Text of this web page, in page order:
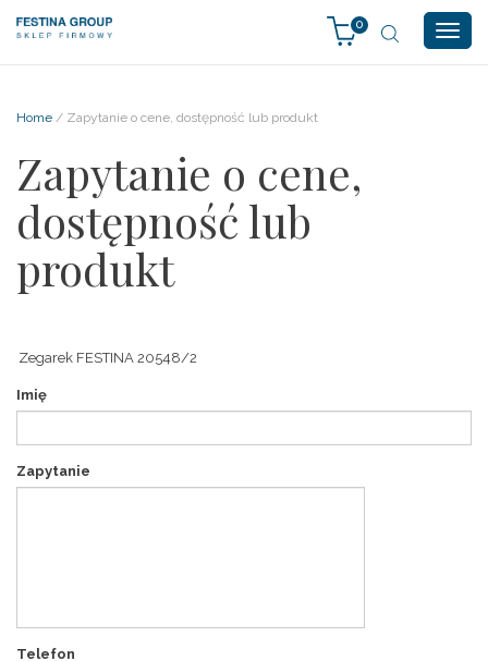
0
Home / Zapytanie o cene, dostępność lub produkt
Zapytanie o cene,
dostępność lub
produkt
Imię
Zapytanie
Telefon